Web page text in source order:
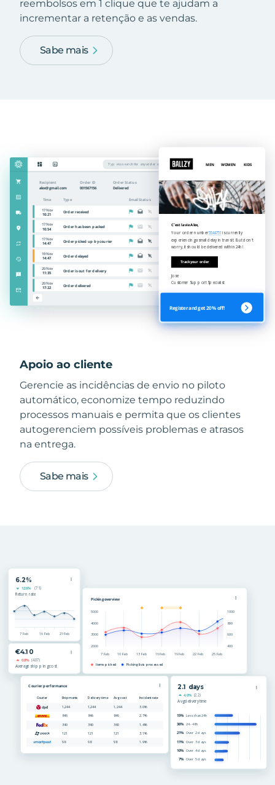
reembolsos em 1 clique que te ajudam a
incrementar a retenção e as vendas.
Sabe mais
Apoio ao cliente
Gerencie as incidências de envio no piloto
automático, economize tempo reduzindo
processos manuais e permita que os clientes
autogerenciem possíveis problemas e atrasos
na entrega.
Sabe mais